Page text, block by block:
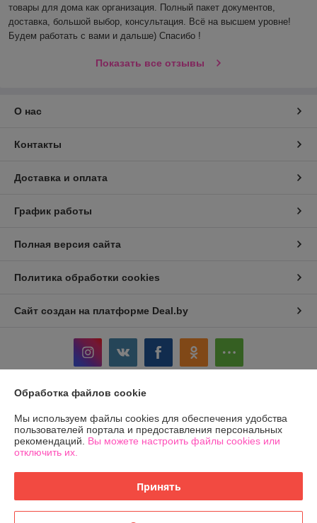
товары для дома как организация. Полный пакет документов,
доставка, большой выбор, консультация. Всё на высшем уровне!
Будем работать с вами и дальше) Спасибо !
Показать все отзывы
О нас
Контакты
Доставка и оплата
График работы
Полная версия сайта
Политика обработки cookies
Сайт создан на платформе Deal.by
Юридическое лицо:Общество с ограниченной ответственностью
«ЛЕОВЕНС»
Р.Б., Гродненская обл., г Лида, ул. Летная, дом 7А, оф.5, каб., 231300
Регистрационный номер ЕГР: 592035467
Регистрационный орган: Лидский районный исполнительный комитет
Обработка файлов cookie
Мы используем файлы cookies для обеспечения удобства
пользователей портала и предоставления персональных
рекомендаций. Вы можете настроить файлы cookies или
отключить их.
Принять